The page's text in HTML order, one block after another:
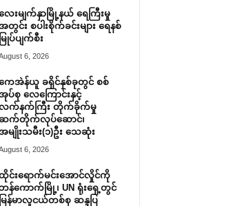
ေးမျက်နှာမြို့နယ် ရေကြီးမှု
တွင်း စပါးစိုက်ခင်းများ ရေနစ်
မြုပ်ပျက်စီး
6, 2026
ေအဲန်ယူ ခရိုင်နှစ်ခုတွင် စစ်
ပ်စု လေကြောင်းနှင့်
က်နက်ကြီး တိုက်ခိုက်မှု
က်တိုက်လုပ်ဆောင်၊
မျိုးသမီး(၁)ဦး သေဆုံး
6, 2026
င်းရောက်မင်းအောင်လှိုင်ကို
န်ကောက်မြို့၊ UN ရုံးရှေ့တွင်
မြန်မာလူငယ်တစ်စု ဆန္ဒပြ